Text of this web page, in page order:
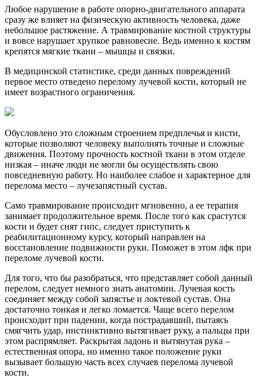
Любое нарушение в работе опорно-двигательного аппарата
сразу же влияет на физическую активность человека, даже
небольшое растяжение. А травмирование костной структуры
и вовсе нарушает хрупкое равновесие. Ведь именно к костям
крепятся мягкие ткани – мышцы и связки.
В медицинской статистике, среди данных повреждений
первое место отведено перелому лучевой кости, который не
имеет возрастного ограничения.
Обусловлено это сложным строением предплечья и кисти,
которые позволяют человеку выполнять точные и сложные
движения. Поэтому прочность костной ткани в этом отделе
низкая – иначе люди не могли бы осуществлять свою
повседневную работу. Но наиболее слабое и характерное для
перелома место – лучезапястный сустав.
Само травмирование происходит мгновенно, а ее терапия
занимает продолжительное время. После того как срастутся
кости и будет снят гипс, следует приступить к
реабилитационному курсу, который направлен на
восстановление подвижности руки. Поможет в этом лфк при
переломе лучевой кости.
Для того, что бы разобраться, что представляет собой данный
перелом, следует немного знать анатомии. Лучевая кость
соединяет между собой запястье и локтевой сустав. Она
достаточно тонкая и легко ломается. Чаще всего перелом
происходит при падении, когда пострадавший, пытаясь
смягчить удар, инстинктивно вытягивает руку, а пальцы при
этом распрямляет. Раскрытая ладонь и вытянутая рука –
естественная опора, но именно такое положение руки
вызывает большую часть всех случаев перелома лучевой
кости.